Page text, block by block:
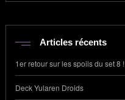
Articles récents
1er retour sur les spoils du set 8 !
Deck Yularen Droids